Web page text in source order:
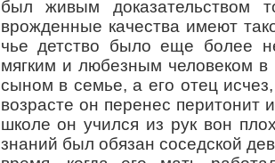
был живым доказательством
врожденные качества имеют
чье детство было еще более
мягким и любезным человеком
сыном в семье, а его отец
возрасте он перенес перитонит
школе он учился из рук вон
знаний был обязан соседской